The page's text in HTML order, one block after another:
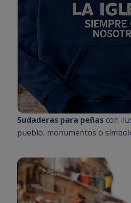
Sudaderas para peñascon
pueblo, monumentos o